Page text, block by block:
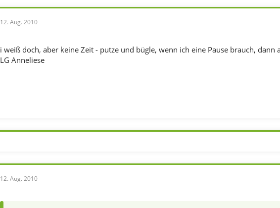
12. Aug. 2010
i weiß doch, aber keine Zeit - putze und bügle, wenn ich eine Pause brauch, dann
LG Anneliese
12. Aug. 2010